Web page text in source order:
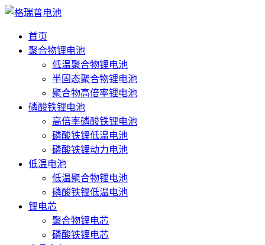
首页
聚合物锂电池
低温聚合物锂电池
半固态聚合物锂电池
聚合物高倍率锂电池
磷酸铁锂电池
高倍率磷酸铁锂电池
磷酸铁锂低温电池
磷酸铁锂动力电池
低温电池
低温聚合物锂电池
磷酸铁锂低温电池
锂电芯
聚合物锂电芯
磷酸铁锂电芯